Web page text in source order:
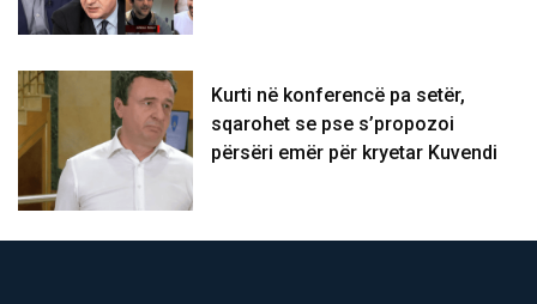
Kurti në konferencë pa setër,
sqarohet se pse s’propozoi
përsëri emër për kryetar Kuvendi